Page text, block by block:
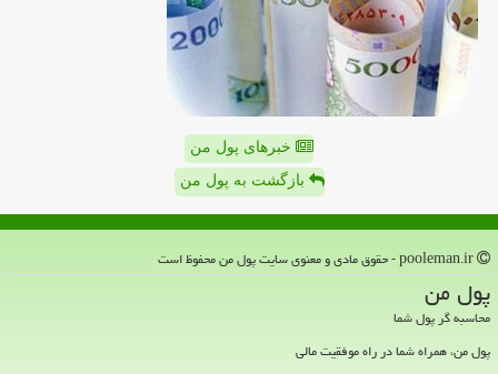
خبرهای پول من
بازگشت به پول من
پول من
محاسبه گر پول شما
پول من، همراه شما در راه موفقیت مالی